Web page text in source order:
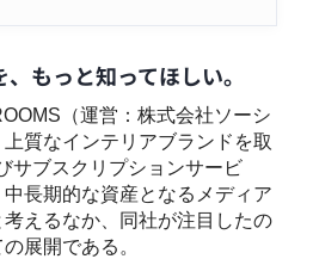
もっと知ってほしい。
（運営：株式会社ソーシ
質なインテリアブランドを取
サブスクリプションサービ
長期的な資産となるメディア
えるなか、同社が注目したの
展開である。